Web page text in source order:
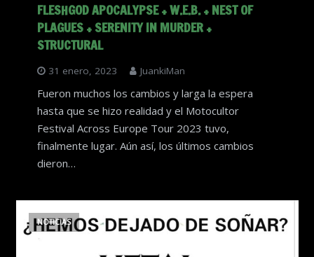
FLESHGOD APOCALYPSE + W.E.B. + NEST OF
PLAGUES + SERENITY IN MURDER +
STRUCTURAL
31 enero, 2023 JuankiMan
Fueron muchos los cambios y larga la espera
hasta que se hizo realidad y el Motocultor
Festival Across Europe Tour 2023 tuvo,
finalmente lugar. Aún así, los últimos cambios
dieron…
NOTICIAS